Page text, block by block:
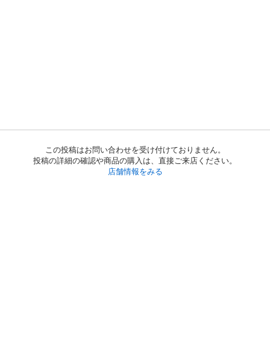
この投稿はお問い合わせを受け付けておりません。
投稿の詳細の確認や商品の購入は、直接ご来店ください。
店舗情報をみる